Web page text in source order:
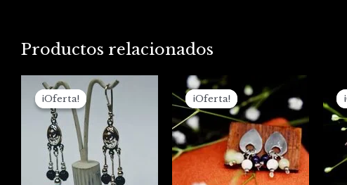
Productos relacionados
¡Oferta!
¡Oferta!
El
precio
original
era:
$111.000.
El
precio
actual
es:
$105.000.
¡Oferta!
¡Oferta!
El
precio
original
era:
$108.000.
precio
actual
es:
$90.000.